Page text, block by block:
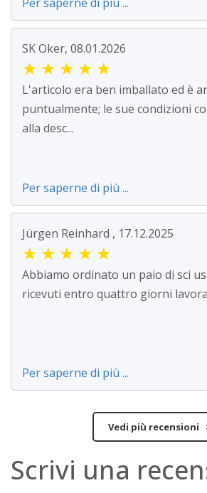
SK Oker, 08.01.2026
★ ★ ★ ★ ★
L'articolo era ben imballato ed è
puntualmente; le sue condizioni
alla desc...
Per saperne di più ...
Jürgen Reinhard , 17.12.2025
★ ★ ★ ★ ★
Abbiamo ordinato un paio di sci
ricevuti entro quattro giorni
Per saperne di più ...
Vedi più recensioni
Scrivi una